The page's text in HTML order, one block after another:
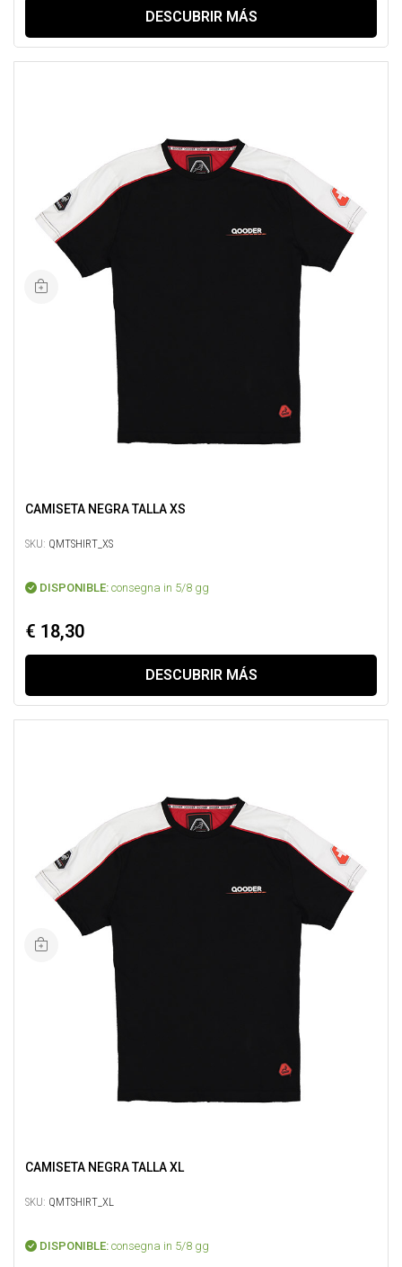
DESCUBRIR MÁS
CAMISETA NEGRA TALLA XS
SKU: QMTSHIRT_XS
DISPONIBLE: consegna in 5/8 gg
€ 18,30
DESCUBRIR MÁS
CAMISETA NEGRA TALLA XL
SKU: QMTSHIRT_XL
DISPONIBLE: consegna in 5/8 gg